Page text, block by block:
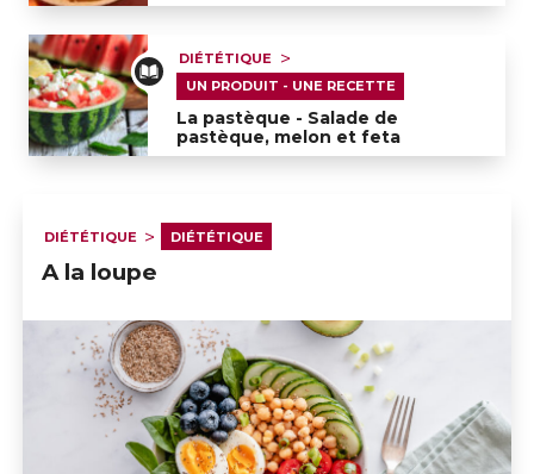
DIÉTÉTIQUE
UN PRODUIT - UNE RECETTE
La pastèque - Salade de
pastèque, melon et feta
DIÉTÉTIQUE DIÉTÉTIQUE
A la loupe